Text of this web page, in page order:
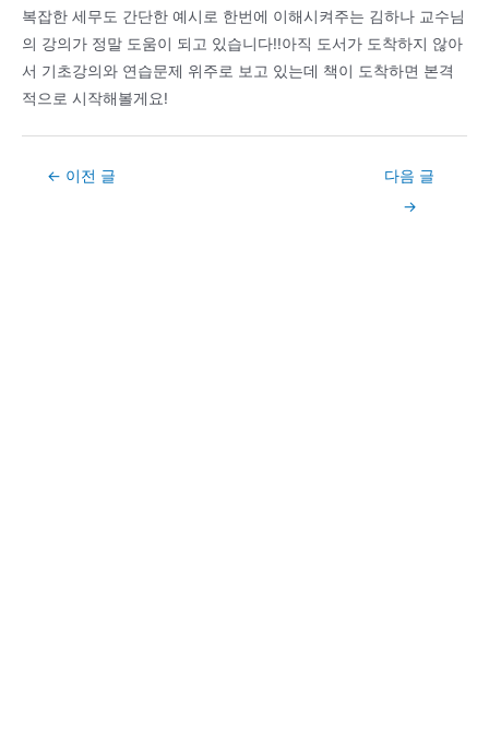
복잡한 세무도 간단한 예시로 한번에 이해시켜주는 김하나 교수님
의 강의가 정말 도움이 되고 있습니다!!아직 도서가 도착하지 않아
서 기초강의와 연습문제 위주로 보고 있는데 책이 도착하면 본격
적으로 시작해볼게요!
Post← 이전 글
다음 글
→